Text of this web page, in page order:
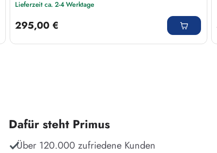
Lieferzeit ca. 2-4 Werktage
295,00 €
Dafür steht Primus
Über 120.000 zufriedene Kunden